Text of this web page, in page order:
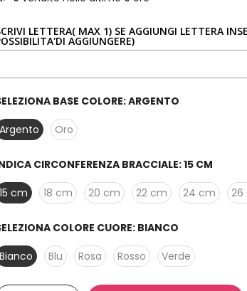
LETTERA( MAX 1) SE AGGIUNGI LETTERA
AGGIUNGERE)
BASE COLORE:ARGENTO
Argento
Oro
CIRCONFERENZA BRACCIALE:15 CM
15 cm
18 cm 20 cm 22 cm 24 cm 26
COLORE CUORE: BIANCO
Bianco
Blu Rosa Rosso Verde